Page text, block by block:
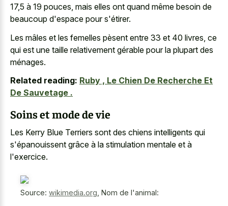
17,5 à 19 pouces, mais elles ont quand même besoin de
beaucoup d'espace pour s'étirer.
Les mâles et les femelles pèsent entre 33 et 40 livres, ce
qui est une taille relativement gérable pour la plupart des
ménages.
Related reading: Ruby , Le Chien De Recherche Et
De Sauvetage .
Soins et mode de vie
Les Kerry Blue Terriers sont des chiens intelligents qui
s'épanouissent grâce à la stimulation mentale et à
l'exercice.
Source: wikimedia.org Nom de l'animal: